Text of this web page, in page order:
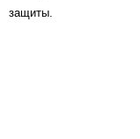
защиты.